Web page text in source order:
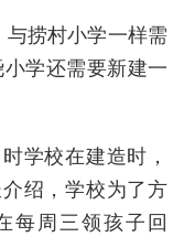
捞村小学一样需
学还需要新建一
学校在建造时，
绍，学校为了方
每周三领孩子回